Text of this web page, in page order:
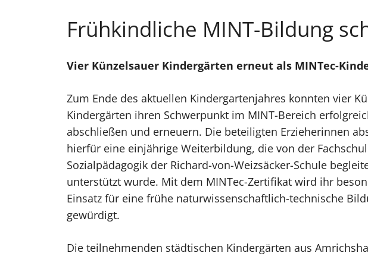
Frühkindliche MINT-Bildung
Vier Künzelsauer Kindergärten erneut als MINTec-
Zum Ende des aktuellen Kindergartenjahres konnten vier
Kindergärten ihren Schwerpunkt im MINT-Bereich
abschließen und erneuern. Die beteiligten Erzieherinnen
hierfür eine einjährige Weiterbildung, die von der
Sozialpädagogik der Richard-von-Weizsäcker-Schule
unterstützt wurde. Mit dem MINTec-Zertifikat wird ihr
Einsatz für eine frühe naturwissenschaftlich-technische
gewürdigt.
Die teilnehmenden städtischen Kindergärten aus